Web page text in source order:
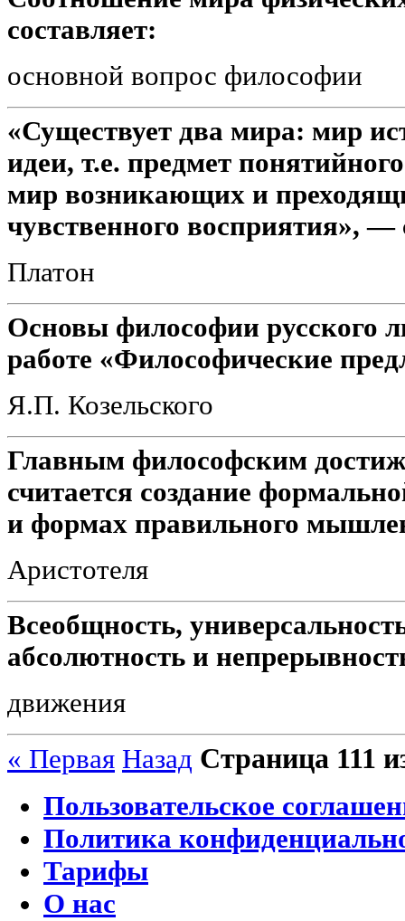
составляет:
основной вопрос философии
«Существует два мира: мир
идеи, т.е. предмет
мир возникающих и
чувственного восприятия», —
Платон
Основы философии русского
работе «Философические
Я.П. Козельского
Главным философским
считается создание
и формах правильного
Аристотеля
Всеобщность,
абсолютность и
движения
« Первая Назад Страница 111
Пользовательское
Политика
Тарифы
О нас